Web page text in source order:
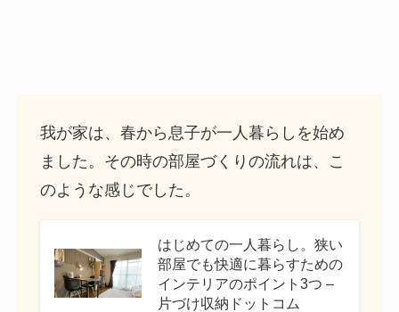
我が家は、春から息子が一人暮らしを始め
ました。その時の部屋づくりの流れは、こ
のような感じでした。
はじめての一人暮らし。狭い
部屋でも快適に暮らすための
インテリアのポイント3つ –
片づけ収納ドットコム